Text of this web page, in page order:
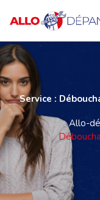
Service :
Allo-